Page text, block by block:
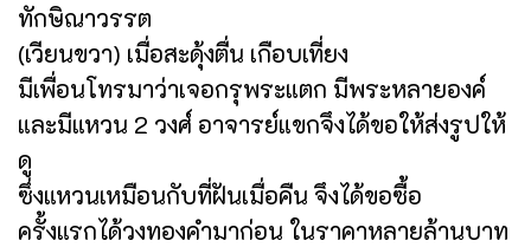
ทักษิณาวรรต
(เวียนขวา) เมื่อสะดุ้งตื่น เกือบเที่ยง
มีเพื่อนโทรมาว่าเจอกรุพระแตก มีพระหลายองค์
และมีแหวน 2 วงศ์ อาจารย์แขกจึงได้ขอให้ส่งรูปให้
ดู
ซึ่งแหวนเหมือนกับที่ฝันเมื่อคืน จึงได้ขอซื้อ
ครั้งแรกได้วงทองคำมาก่อน ในราคาหลายล้านบาท